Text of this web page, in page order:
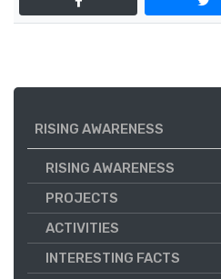
RISING AWARENESS
RISING AWARENESS
PROJECTS
ACTIVITIES
INTERESTING FACTS